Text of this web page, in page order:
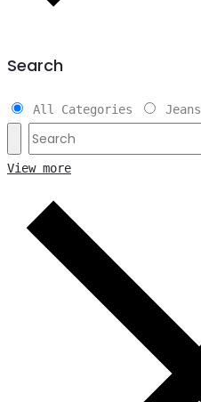
Search
All Categories Jeans
View more